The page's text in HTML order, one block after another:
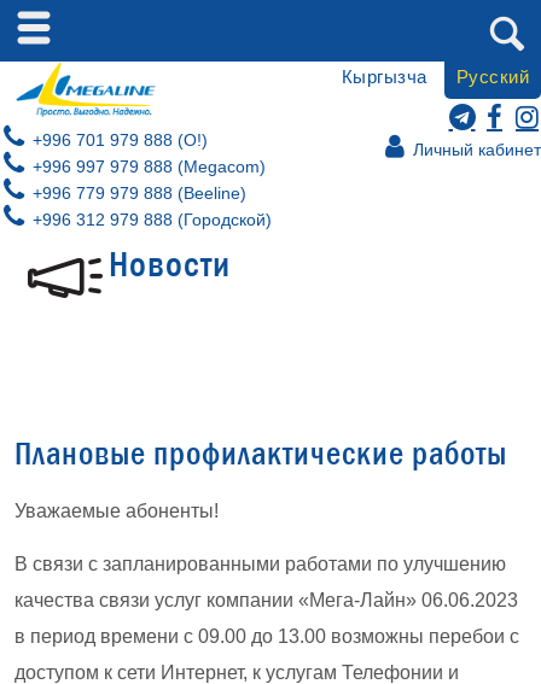
Личный кабинет
+996 701 979 888 (O!)
+996 997 979 888 (Megacom)
+996 779 979 888 (Beeline)
+996 312 979 888 (Городской)
Кыргызча Русский
Новости
Плановые профилактические работы
Уважаемые абоненты!
В связи с запланированными работами по улучшению
качества связи услуг компании «Мега-Лайн» 06.06.2023
в период времени с 09.00 до 13.00 возможны перебои с
доступом к сети Интернет, к услугам Телефонии и